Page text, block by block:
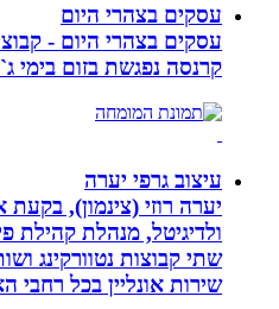
עסקים בצהרי היום
עסקים בצהרי היום - קבוצת
קרנסה נפגשת בזום בימי ג` בשעה
עיצוב גרפי יערה
יערה רוזי (צינמון), בקעת
ולדיגיטל, מנהלת קהילת
שתי קבוצות נטוורקינג
שירות אונליין בכל רחבי הארץ